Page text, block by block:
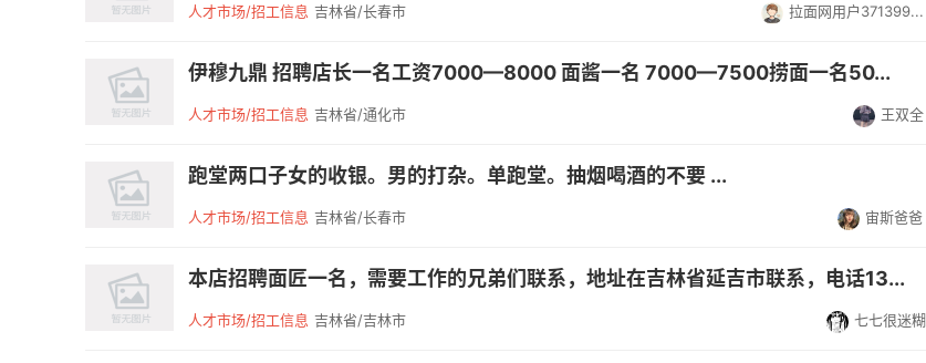
人才市场/招工信息 吉林省/长春市 拉面网用户371399...
伊穆九鼎 招聘店长一名工资7000—8000 面酱一名 7000—7500捞面一名50...
人才市场/招工信息 吉林省/通化市 王双全
跑堂两口子女的收银。男的打杂。单跑堂。抽烟喝酒的不要 ...
人才市场/招工信息 吉林省/长春市 宙斯爸爸
本店招聘面匠一名，需要工作的兄弟们联系，地址在吉林省延吉市联系，电话13...
人才市场/招工信息 吉林省/吉林市 七七很迷糊